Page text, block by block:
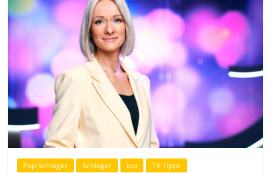
Pop-Schlager Schlager top TV-Tipps